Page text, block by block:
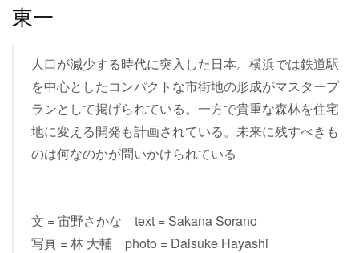
東一
人口が減少する時代に突入した日本。横浜では鉄道駅
を中心としたコンパクトな市街地の形成がマスタープ
ランとして掲げられている。一方で貴重な森林を住宅
地に変える開発も計画されている。未来に残すべきも
のは何なのかが問いかけられている
文 = 宙野さかな text = Sakana Sorano
写真 = 林 大輔 photo = Daisuke Hayashi